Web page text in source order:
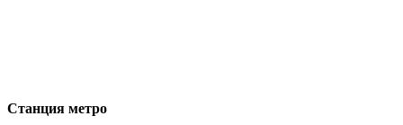
Станция метро